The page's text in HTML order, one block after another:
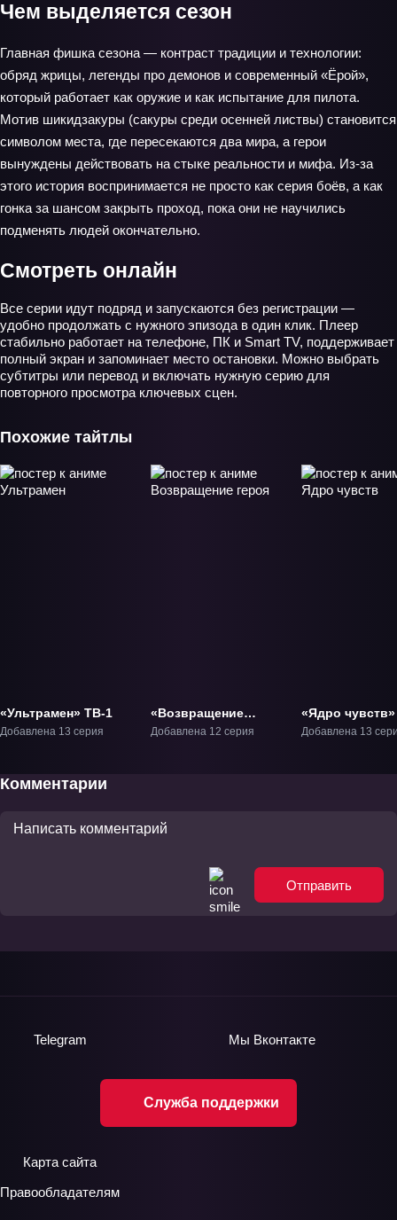
Чем выделяется сезон
Главная фишка сезона — контраст традиции и технологии:
обряд жрицы, легенды про демонов и современный «Ёрой»,
который работает как оружие и как испытание для пилота.
Мотив шикидзакуры (сакуры среди осенней листвы) становится
символом места, где пересекаются два мира, а герои
вынуждены действовать на стыке реальности и мифа. Из-за
этого история воспринимается не просто как серия боёв, а как
гонка за шансом закрыть проход, пока они не научились
подменять людей окончательно.
Смотреть онлайн
Все серии идут подряд и запускаются без регистрации —
удобно продолжать с нужного эпизода в один клик. Плеер
стабильно работает на телефоне, ПК и Smart TV, поддерживает
полный экран и запоминает место остановки. Можно выбрать
субтитры или перевод и включать нужную серию для
повторного просмотра ключевых сцен.
Похожие тайтлы
«Ультрамен» ТВ-1
Добавлена 13 серия
«Возвращение
героя» ТВ-1
Добавлена 12 серия
«Ядро
Добавлена 13
Комментарии
Отправить
Служба поддержки
Telegram Мы Вконтакте
Карта сайта
Правообладателям